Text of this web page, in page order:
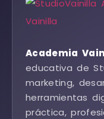
Academia
educativa de
marketing,
herramientas
práctica,